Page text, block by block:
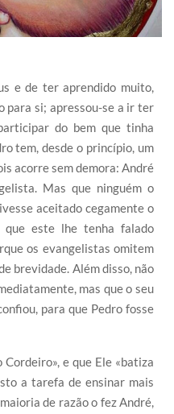
e de ter aprendido muito,
para si; apressou-se a ir ter
do bem que tinha
tem, desde o princípio, um
acorre sem demora: André
Mas que ninguém o
aceitado cegamente o
este lhe tenha falado
os evangelistas omitem
brevidade. Além disso, não
mas que o seu
para que Pedro fosse
e que Ele «batiza
a tarefa de ensinar mais
de razão o fez André,